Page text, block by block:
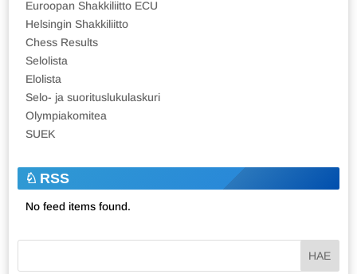
Euroopan Shakkiliitto ECU
Helsingin Shakkiliitto
Chess Results
Selolista
Elolista
Selo- ja suorituslukulaskuri
Olympiakomitea
SUEK
RSS
No feed items found.